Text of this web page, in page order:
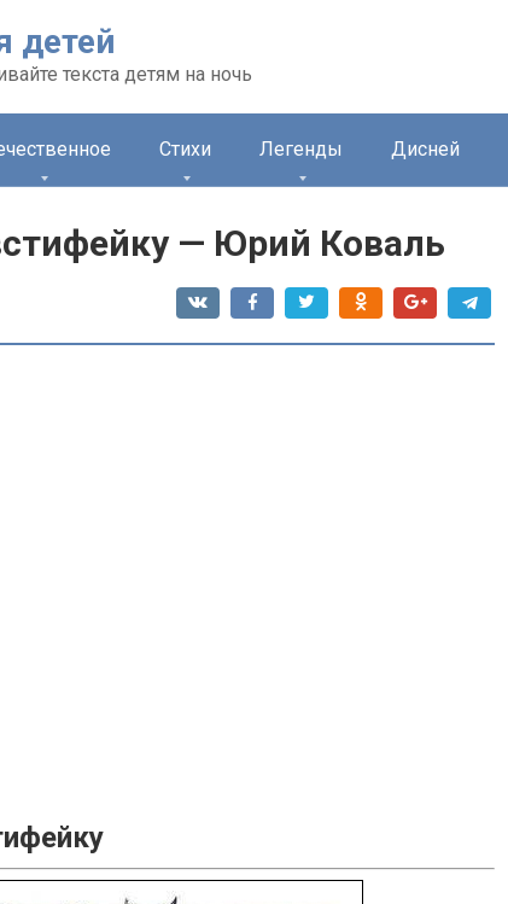
детей
текста детям на ночь
Стихи Легенды Дисней
— Юрий Коваль